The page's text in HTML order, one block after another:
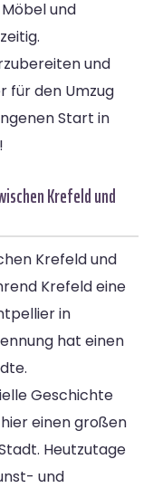
und
und
für den Umzug
Start in
Krefeld und
Krefeld und
Krefeld eine
in
hat einen
Geschichte
einen großen
Heutzutage
und